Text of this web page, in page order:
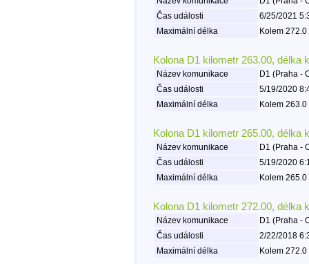
Čas události
6/25/2021
Maximální délka
Kolem
Kolona D1 kilometr 263.00, délka
Název komunikace
D1 (Praha -
Čas události
5/19/2020
Maximální délka
Kolem
Kolona D1 kilometr 265.00, délka
Název komunikace
D1 (Praha -
Čas události
5/19/2020
Maximální délka
Kolem
Kolona D1 kilometr 272.00, délka
Název komunikace
D1 (Praha -
Čas události
2/22/2018
Maximální délka
Kolem